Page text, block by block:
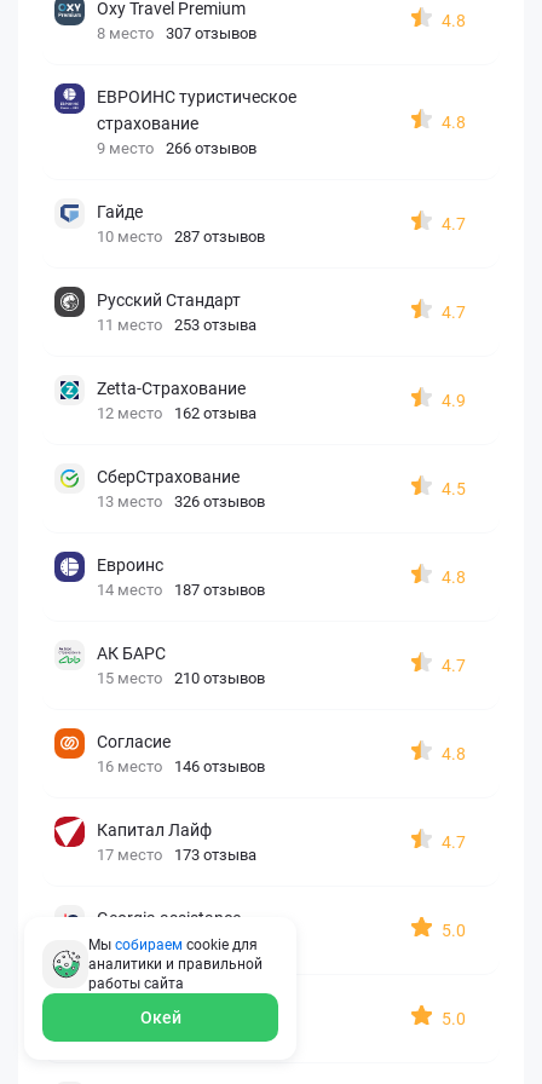
Oxy Travel Premium
8 место 307 отзывов
4.8
ЕВРОИНС туристическое
страхование
9 место 266 отзывов
4.8
Гайде
10 место 287 отзывов
4.7
Русский Стандарт
11 место 253 отзыва
4.7
Zetta-Страхование
12 место 162 отзыва
4.9
СберСтрахование
13 место 326 отзывов
4.5
Евроинс
14 место 187 отзывов
4.8
АК БАРС
15 место 210 отзывов
4.7
Согласие
16 место 146 отзывов
4.8
Капитал Лайф
17 место 173 отзыва
4.7
Georgia assistance
18 место 30 отзывов
5.0
Д2 Страхование
5.0
Мы собираем cookie для
аналитики и правильной
работы сайта
Окей